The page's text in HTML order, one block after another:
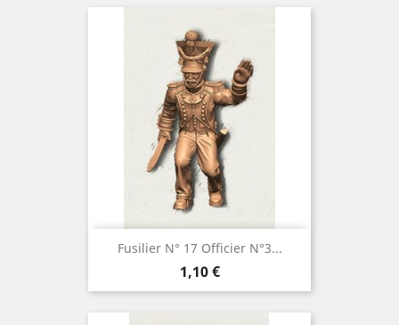
Fusilier N° 17 Officier N°3...
Prix
1,10 €